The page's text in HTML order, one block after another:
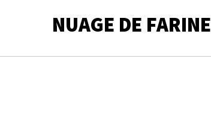
NUAGE DE FARINE